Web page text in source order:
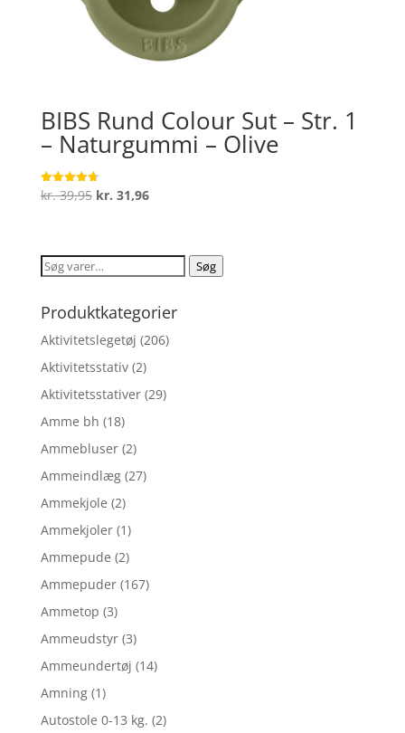
BIBS Rund Colour Sut – Str. 1
– Naturgummi – Olive
Vurderet
4.7
kr.39,95 Den
var:
kr. 39,95.
kr. 31,96Den
er:
kr. 31,96.
Søg
Søg
Produktkategorier
Aktivitetslegetøj (206)
Aktivitetsstativ (2)
Aktivitetsstativer (29)
Amme bh (18)
Ammebluser (2)
Ammeindlæg (27)
Ammekjole (2)
Ammekjoler (1)
Ammepude (2)
Ammepuder (167)
Ammetop (3)
Ammeudstyr (3)
Ammeundertøj (14)
Amning (1)
Autostole 0-13 kg. (2)